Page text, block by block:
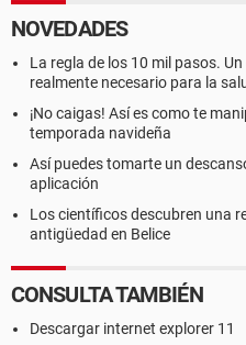
NOVEDADES
La regla de los 10 mil pasos.
realmente necesario para la
¡No caigas! Así es como te
temporada navideña
Así puedes tomarte un
aplicación
Los científicos descubren una
antigüedad en Belice
CONSULTA TAMBIÉN
Descargar internet explorer 11